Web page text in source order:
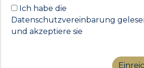
Ich habe die
Datenschutzvereinbarung
und akzeptiere sie